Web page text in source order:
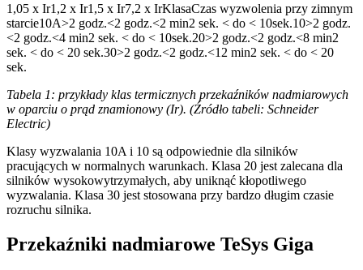
1,05 x Ir1,2 x Ir1,5 x Ir7,2 x IrKlasaCzas wyzwolenia przy zimnym
starcie10A>2 godz.<2 godz.<2 min2 sek. < do < 10sek.10>2 godz.
<2 godz.<4 min2 sek. < do < 10sek.20>2 godz.<2 godz.<8 min2
sek. < do < 20 sek.30>2 godz.<2 godz.<12 min2 sek. < do < 20
sek.
Tabela 1: przykłady klas termicznych przekaźników nadmiarowych
w oparciu o prąd znamionowy (Ir). (Źródło tabeli: Schneider
Electric)
Klasy wyzwalania 10A i 10 są odpowiednie dla silników
pracujących w normalnych warunkach. Klasa 20 jest zalecana dla
silników wysokowytrzymałych, aby uniknąć kłopotliwego
wyzwalania. Klasa 30 jest stosowana przy bardzo długim czasie
rozruchu silnika.
Przekaźniki nadmiarowe TeSys Giga